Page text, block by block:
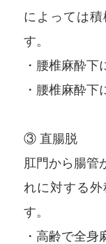
によっては
す。
・腰椎麻酔下
・腰椎麻酔
③ 直腸脱
肛門から腸管
れに対する
す。
・高齢で全